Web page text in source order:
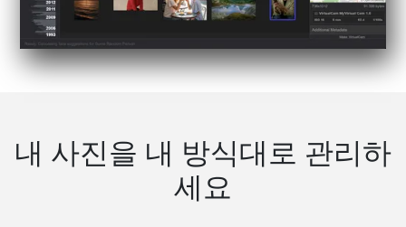
내 사진을 내 방식대로 관리하
세요